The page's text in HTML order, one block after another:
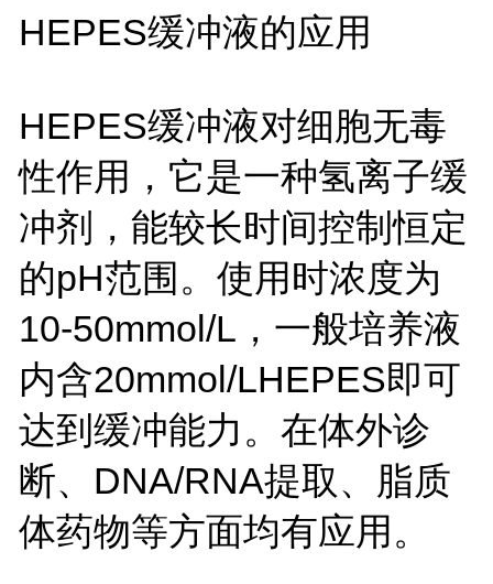
HEPES缓冲液的应用
HEPES缓冲液对细胞无毒
性作用，它是一种氢离子缓
冲剂，能较长时间控制恒定
的pH范围。使用时浓度为
10-50mmol/L，一般培养液
内含20mmol/LHEPES即可
达到缓冲能力。在体外诊
断、DNA/RNA提取、脂质
体药物等方面均有应用。